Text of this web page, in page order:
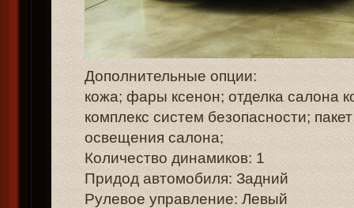
Дополнительные опции:
кожа; фары ксенон; отделка салона
комплекс систем безопасности;
освещения салона;
Количество динамиков: 1
Придод автомобиля: Задний
Рулевое управление: Левый